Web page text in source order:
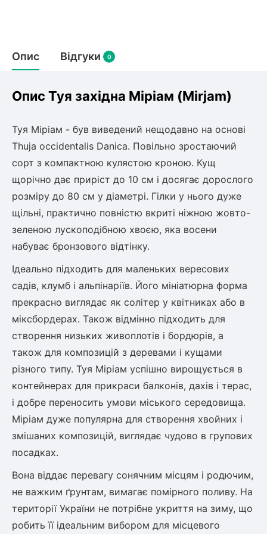
Оливкове Дерево
Мирт
Мушмула
Айва
Хурма
Шовковиця
Обліпиха
Кизил
Диплоидная слива
Ірга
Ківі
Декоративні кущі
Рододендрон
Вейгела
Барбарис
Спірея
Азалія
Дерен
Штамбові троянди
Бузок
Жасмин (Чубушник)
Лавровишня
Кизильник
Бобовник (Жерновець)
Калина
Піраканта
Бузина
Багаторічні рослини
Молодило (Кам'яні троянди)
М'ята
Лаванда
Бамбук
Очиток (седум)
Вівсяниця
Барвінок
Чемерник (морозник)
Садова техніка
Граблі тракторні
Картоплесаджалки
Сажалки для чеснока
Роторні косарки
Навантажувачі
Опис Відгуки 0
Опис Туя західна Міріам (Mirjam)
Туя Міріам - був виведений нещодавно на основі
Thuja occidentalis Danica. Повільно зростаючий
сорт з компактною кулястою кроною. Кущ
щорічно дає приріст до 10 см і досягає дорослого
розміру до 80 см у діаметрі. Гілки у нього дуже
щільні, практично повністю вкриті ніжною жовто-
зеленою лускоподібною хвоєю, яка восени
набуває бронзового відтінку.
Ідеально підходить для маленьких вересових
садів, клумб і альпінаріїв. Його мініатюрна форма
прекрасно виглядає як солітер у квітниках або в
міксбордерах. Також відмінно підходить для
створення низьких живоплотів і бордюрів, а
також для композицій з деревами і кущами
різного типу. Туя Міріам успішно вирощується в
контейнерах для прикраси балконів, дахів і терас,
і добре переносить умови міського середовища.
Міріам дуже популярна для створення хвойних і
змішаних композицій, виглядає чудово в групових
посадках.
Вона віддає перевагу сонячним місцям і родючим,
не важким ґрунтам, вимагає помірного поливу. На
території України не потрібне укриття на зиму, що
робить її ідеальним вибором для місцевого